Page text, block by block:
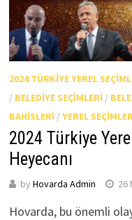
2024 TÜRKIYE YEREL
/ BELEDIYE SEÇIMLERI/
BAHISLERI/ YEREL
2024 Türkiye
Heyecanı
by Hovarda Admin 26
Hovarda, bu önemli